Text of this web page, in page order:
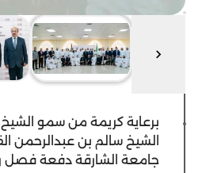
برعاية كريمة من سمو
الشيخ سالم بن
جامعة الشارقة دفعة فصل ربيع 2020م، الذي أقيم ظهر اليوم الخميس في المركز